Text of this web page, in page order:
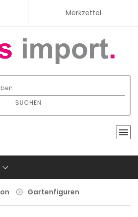
Merkzettel
SUCHEN
Gartenfiguren